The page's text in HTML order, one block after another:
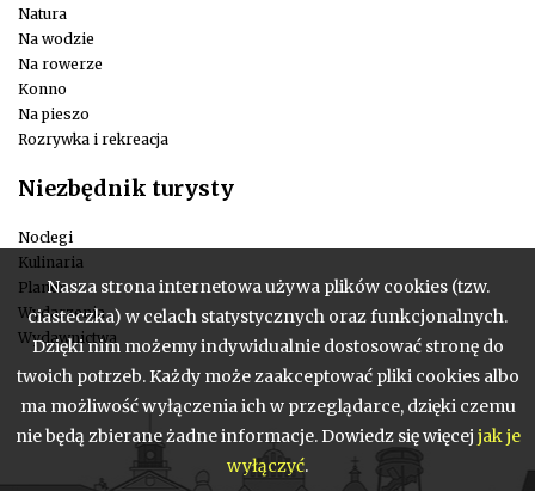
Natura
Na wodzie
Na rowerze
Konno
Na pieszo
Rozrywka i rekreacja
Niezbędnik turysty
Noclegi
Kulinaria
Planer
Wydarzenia
Wydawnictwa
Nasza strona internetowa używa plików cookies (tzw.
ciasteczka) w celach statystycznych oraz funkcjonalnych.
Dzięki nim możemy indywidualnie dostosować stronę do
twoich potrzeb. Każdy może zaakceptować pliki cookies albo
ma możliwość wyłączenia ich w przeglądarce, dzięki czemu
nie będą zbierane żadne informacje. Dowiedz się więcej jak je
wyłączyć.